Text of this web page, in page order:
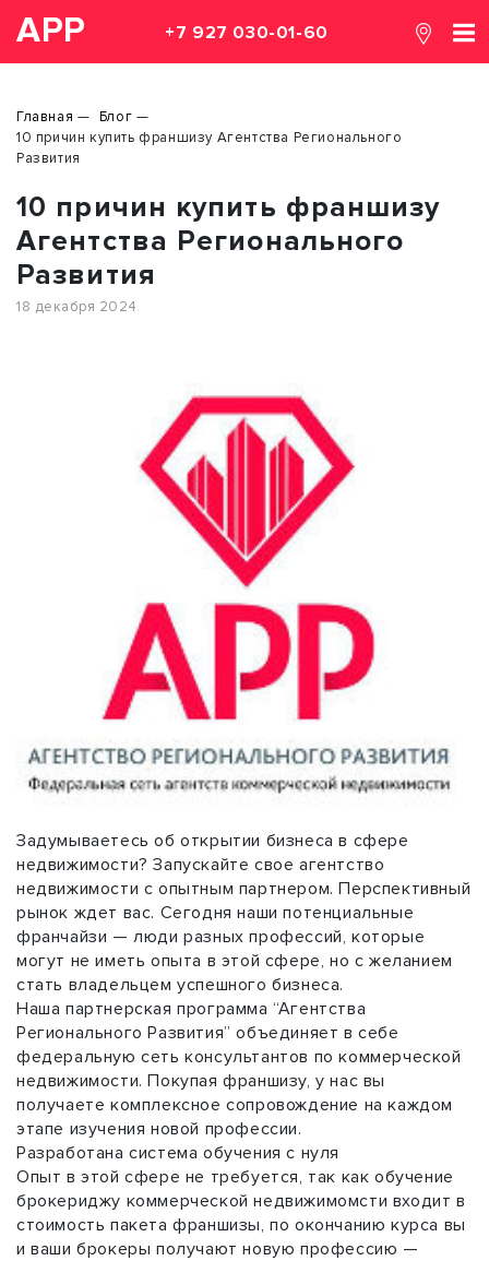
АРР +7 927 030-01-60
Главная
Блог
10 причин купить франшизу Агентства Регионального
Развития
10 причин купить франшизу
Агентства Регионального
Развития
18 декабря 2024
Задумываетесь об открытии бизнеса в сфере
недвижимости? Запускайте свое агентство
недвижимости с опытным партнером. Перспективный
рынок ждет вас. Сегодня наши потенциальные
франчайзи — люди разных профессий, которые
могут не иметь опыта в этой сфере, но с желанием
стать владельцем успешного бизнеса.
Наша партнерская программа “Агентства
Регионального Развития” объединяет в себе
федеральную сеть консультантов по коммерческой
недвижимости. Покупая франшизу, у нас вы
получаете комплексное сопровождение на каждом
этапе изучения новой профессии.
Разработана система обучения с нуля
Опыт в этой сфере не требуется, так как обучение
брокериджу коммерческой недвижимомсти входит в
стоимость пакета франшизы, по окончанию курса вы
и ваши брокеры получают новую профессию —